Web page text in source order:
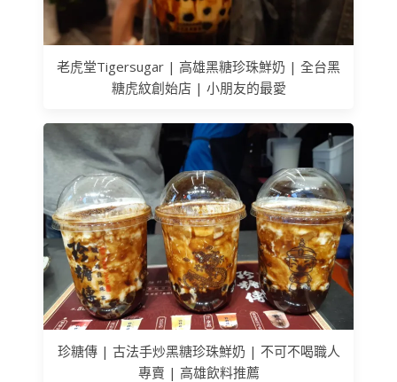
老虎堂Tigersugar | 高雄黑糖珍珠鮮奶 | 全台黑
糖虎紋創始店 | 小朋友的最愛
珍糖傳 | 古法手炒黑糖珍珠鮮奶 | 不可不喝職人
專賣 | 高雄飲料推薦